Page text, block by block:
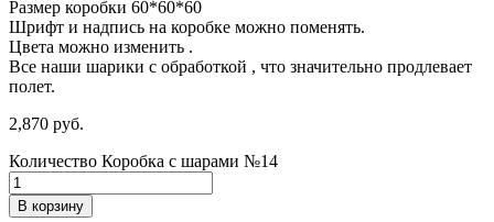
Размер коробки 60*60*60
Шрифт и надпись на коробке можно поменять.
Цвета можно изменить .
Все наши шарики с обработкой , что значительно продлевает
полет.
2,870 руб.
Количество Коробка с шарами №14
В корзину